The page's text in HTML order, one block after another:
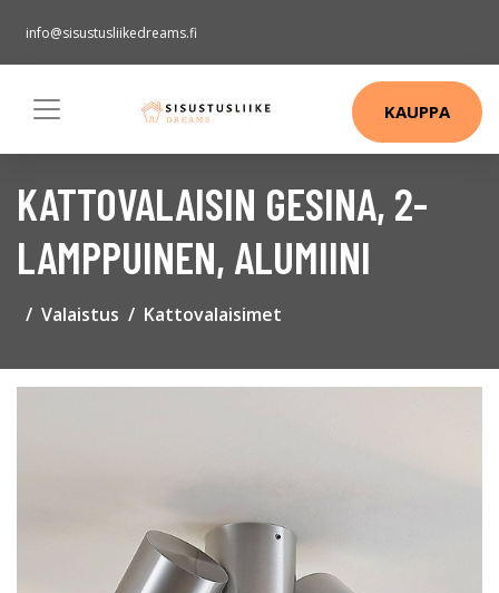
info@sisustusliikedreams.fi
KAUPPA
KATTOVALAISIN GESINA, 2-
LAMPPUINEN, ALUMIINI
Valaistus Kattovalaisimet